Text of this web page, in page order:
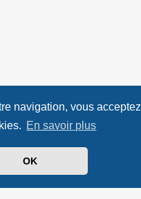
navigation, vous acceptez
En savoir plus
OK